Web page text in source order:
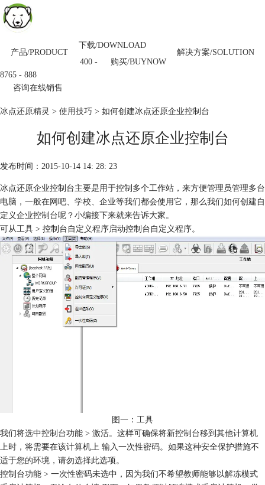
产品/PRODUCT 解决方案/SOLUTION
下载/DOWNLOAD
购买/BUYNOW
400 -
8765 - 888
咨询在线销售
冰点还原精灵 > 使用技巧 > 如何创建冰点还原企业控制台
如何创建冰点还原企业控制台
发布时间：2015-10-14 14: 28: 23
冰点还原企业控制台主要是用于控制多个工作站，来方便管理员管理多台
电脑，一般在网吧、学校、企业等我们都会使用它，那么我们如何创建自
定义企业控制台呢？小编接下来就来告诉大家。
可从工具 > 控制台自定义程序启动控制台自定义程序。
图一：工具
我们将选中控制台功能 > 激活。这样可确保将新控制台移到其他计算机
上时，将需要在该计算机上 输入一次性密码。如果这种安全保护措施不
适于您的环境，请勿选择此选项。
控制台功能 > 一次性密码未选中，因为我们不希望教师能够以解冻模式